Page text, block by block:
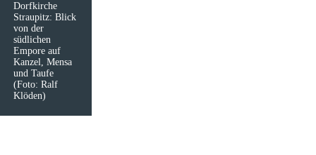
Dorfkirche
Straupitz: Blick
von der
südlichen
Empore auf
Kanzel, Mensa
und Taufe
(Foto: Ralf
Klöden)